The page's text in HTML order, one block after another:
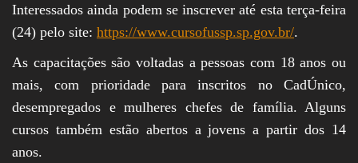
Interessados ainda podem se inscrever até esta terça-feira
(24) pelo site: https://www.cursofussp.sp.gov.br/.
As capacitações são voltadas a pessoas com 18 anos ou
mais, com prioridade para inscritos no CadÚnico,
desempregados e mulheres chefes de família. Alguns
cursos também estão abertos a jovens a partir dos 14
anos.